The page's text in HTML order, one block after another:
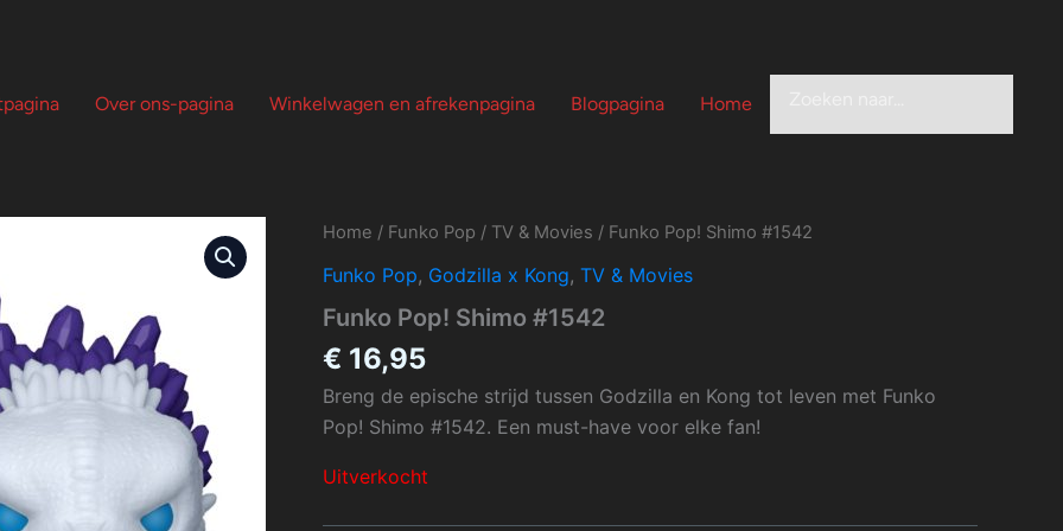
Over ons-pagina Winkelwagen en afrekenpagina Blogpagina Home
Home / Funko Pop / TV & Movies / Funko Pop! Shimo #1542
Funko Pop, Godzilla x Kong, TV & Movies
Funko Pop! Shimo #1542
€ 16,95
Breng de epische strijd tussen Godzilla en Kong tot leven met Funko
Pop! Shimo #1542. Een must-have voor elke fan!
Uitverkocht